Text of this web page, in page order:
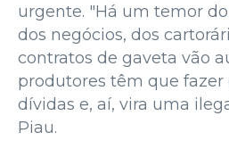
urgente. "Há um temor
dos negócios, dos
contratos de gaveta vão
produtores têm que
dívidas e, aí, vira uma
Piau.